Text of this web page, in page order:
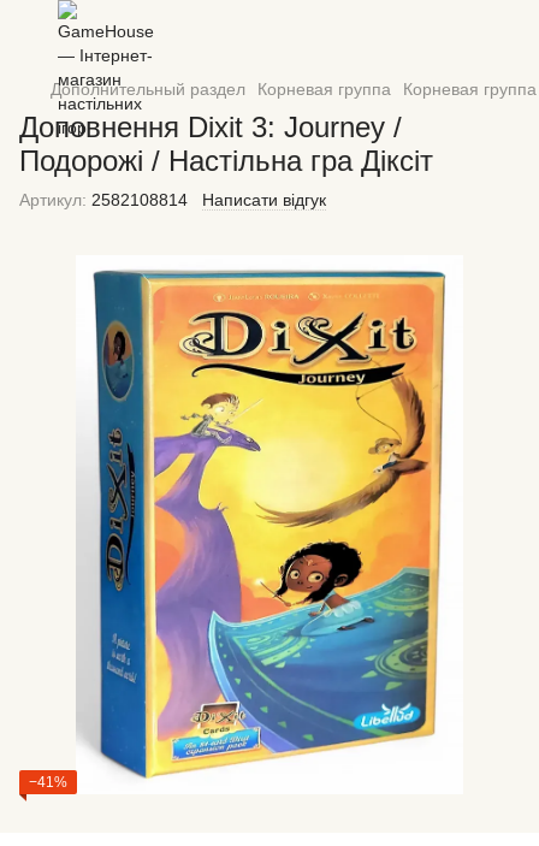
Дополнительный раздел Корневая группа Корневая
Доповнення Dixit 3: Journey /
Подорожі / Настільна гра Діксіт
Артикул: 2582108814 Написати відгук
−41%